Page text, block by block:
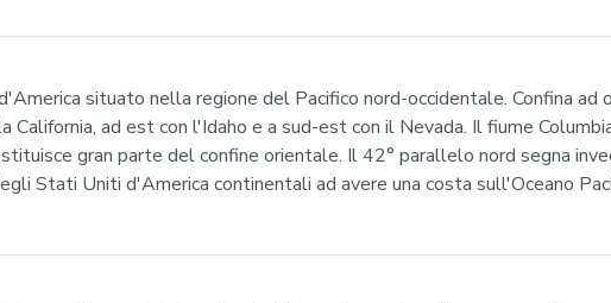
situato nella regione del Pacifico nord-occidentale. Confina ad
California, ad est con l'Idaho e a sud-est con il Nevada. Il fiume
gran parte del confine orientale. Il 42° parallelo nord segna
Stati Uniti d'America continentali ad avere una costa sull'Oceano